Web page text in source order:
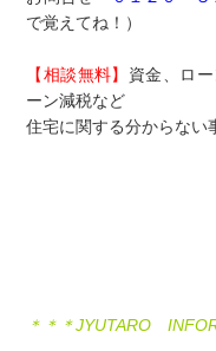
で覚えてね！）
【相談無料】 資金、ロ
ーン減税など
住宅に関する分からない
＊＊＊JYUTARO